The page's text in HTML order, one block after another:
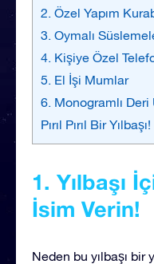
2. Özel Yapım
3. Oymalı
4. Kişiye Özel
5. El İşi Mumlar
6. Monogramlı Deri
Pırıl Pırıl Bir Yılbaşı!
1. Yılbaşı
İsim Verin!
Neden bu yılbaşı bir